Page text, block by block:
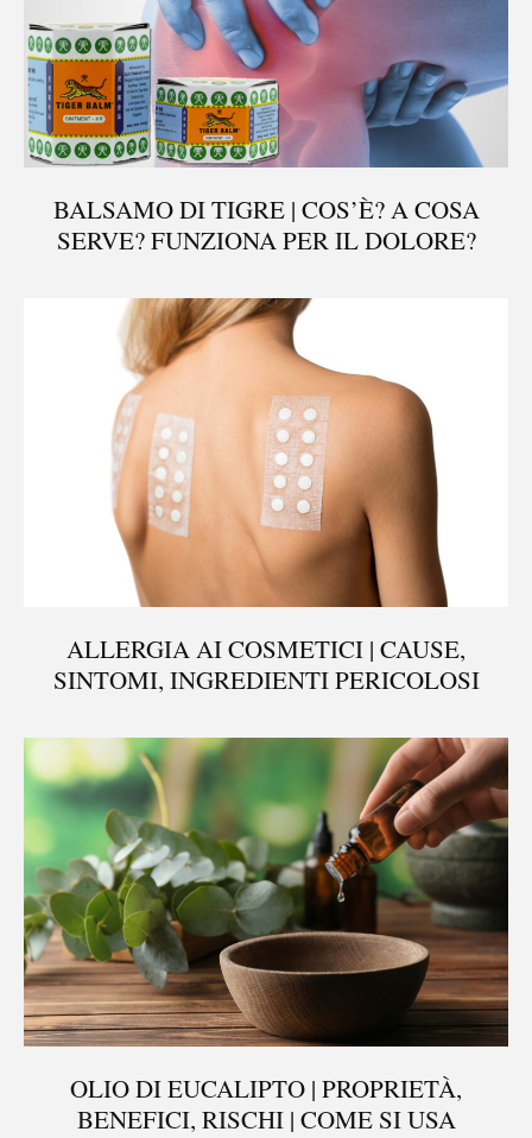
BALSAMO DI TIGRE | COS’È? A COSA
SERVE? FUNZIONA PER IL DOLORE?
ALLERGIA AI COSMETICI | CAUSE,
SINTOMI, INGREDIENTI PERICOLOSI
OLIO DI EUCALIPTO | PROPRIETÀ,
BENEFICI, RISCHI | COME SI USA